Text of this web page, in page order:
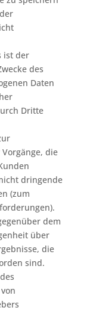
ist der
des
Daten
Dritte
die
dringende
(zum
dem
über
die
sind.